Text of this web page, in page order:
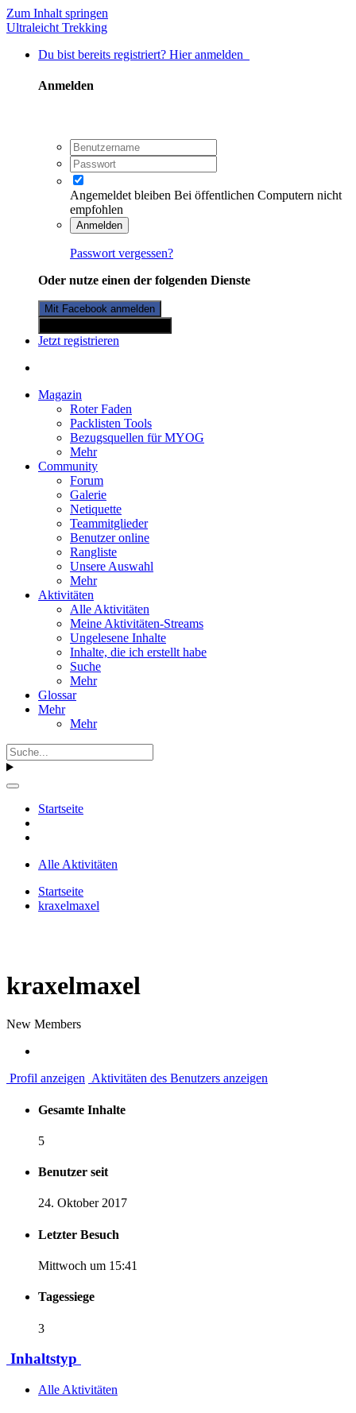
Zum Inhalt springen
Ultraleicht Trekking
Du bist bereits registriert? Hier anmelden
Anmelden
Angemeldet bleiben Bei öffentlichen Computern nicht
empfohlen
Anmelden
Passwort vergessen?
Oder nutze einen der folgenden Dienste
Mit Facebook anmelden
Jetzt registrieren
Magazin
Roter Faden
Packlisten Tools
Bezugsquellen für MYOG
Mehr
Community
Forum
Galerie
Netiquette
Teammitglieder
Benutzer online
Rangliste
Unsere Auswahl
Mehr
Aktivitäten
Alle Aktivitäten
Meine Aktivitäten-Streams
Ungelesene Inhalte
Inhalte, die ich erstellt habe
Suche
Mehr
Glossar
Mehr
Mehr
Startseite
Alle Aktivitäten
Startseite
kraxelmaxel
kraxelmaxel
New Members
Profil anzeigen Aktivitäten des Benutzers anzeigen
Gesamte Inhalte
5
Benutzer seit
24. Oktober 2017
Letzter Besuch
Mittwoch um 15:41
Tagessiege
3
Inhaltstyp
Alle Aktivitäten